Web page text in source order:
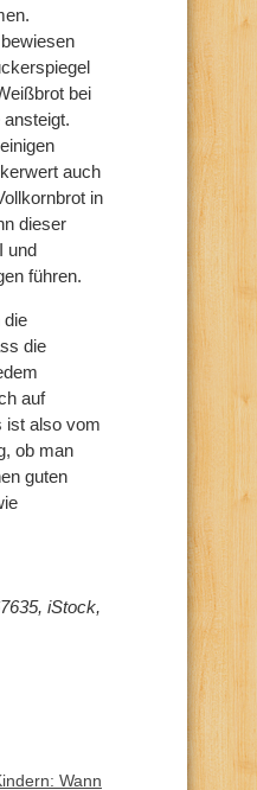
bei
auch
in
dieser
und
führen.
die
die
auf
ist also vom
ob man
guten
iStock,
Wann